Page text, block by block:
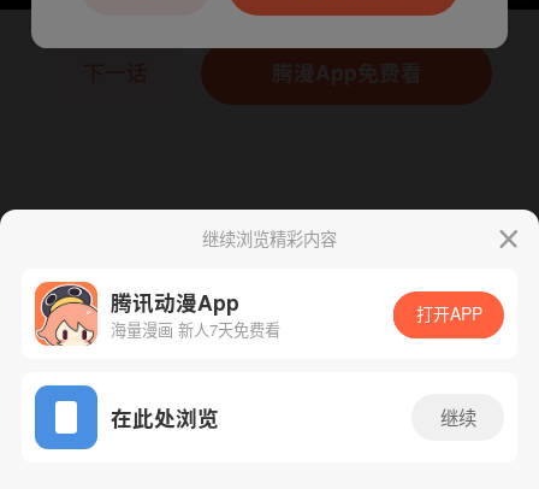
App免费看
腾漫App免费看
继续浏览精彩内容
腾讯动漫App
海量漫画 新人7天免费看
打开APP
在此处浏览 继续